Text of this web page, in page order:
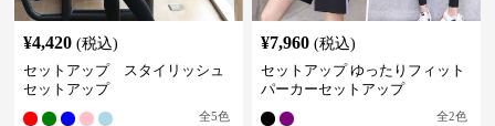
¥4,420 (税込)
セットアップ スタイリッシュ
セットアップ
全5色
¥7,960 (税込)
セットアップ ゆったりフィット
パーカーセットアップ
全2色